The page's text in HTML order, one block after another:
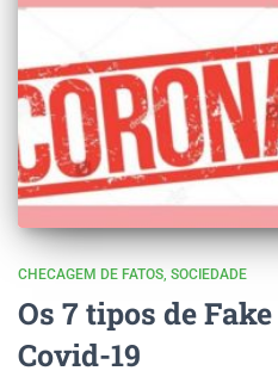
CHECAGEM DE FATOS SOCIEDADE
Os 7 tipos de
Covid-19